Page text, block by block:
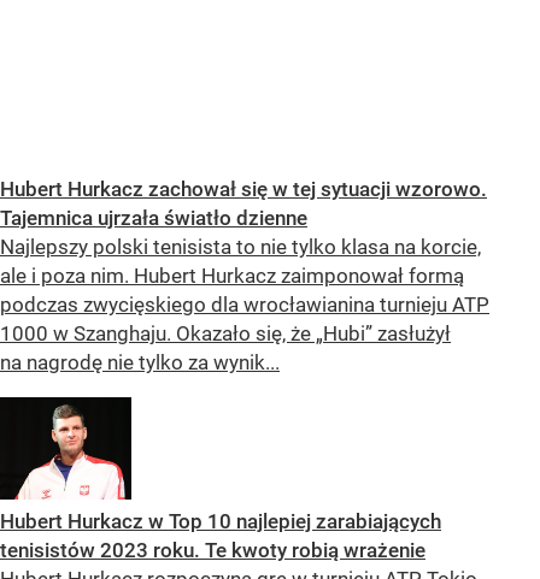
Hubert Hurkacz zachował się w tej sytuacji wzorowo.
Tajemnica ujrzała światło dzienne
Najlepszy polski tenisista to nie tylko klasa na korcie,
ale i poza nim. Hubert Hurkacz zaimponował formą
podczas zwycięskiego dla wrocławianina turnieju ATP
1000 w Szanghaju. Okazało się, że „Hubi” zasłużył
na nagrodę nie tylko za wynik...
Hubert Hurkacz w Top 10 najlepiej zarabiających
tenisistów 2023 roku. Te kwoty robią wrażenie